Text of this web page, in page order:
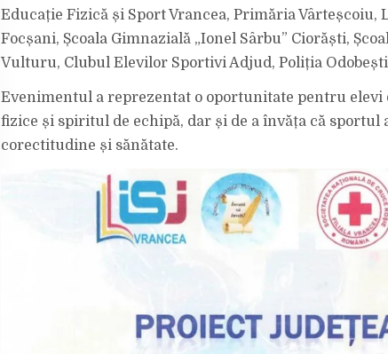
Educație Fizică și Sport Vrancea, Primăria Vârteșcoiu,
Focșani, Școala Gimnazială „Ionel Sârbu” Ciorăști,
Vulturu, Clubul Elevilor Sportivi Adjud, Poliția
Evenimentul a reprezentat o oportunitate pentru elevi
fizice și spiritul de echipă, dar și de a învăța că sportul
corectitudine și sănătate.